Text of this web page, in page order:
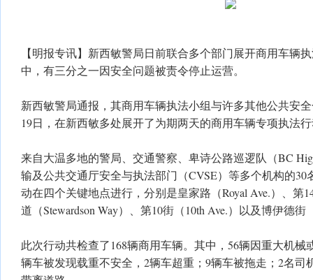
【明报专讯】新西敏警局日前联合多个部门展开商用车辆
中，有三分之一因安全问题被责令停止运营。
新西敏警局通报，其商用车辆执法小组与许多其他公共安
19日，在新西敏多处展开了为期两天的商用车辆专项执法
来自大温多地的警局、交通警察、卑诗公路巡逻队（BC
输及公共交通厅安全与执法部门（CVSE）等多个机构的30
动在四个关键地点进行，分别是皇家路（Royal Ave.）、第
道（Stewardson Way）、第10街（10th Ave.）以及博伊德街
此次行动共检查了168辆商用车辆。其中，56辆因重大机械
辆车被发现载重不安全，2辆车超重；9辆车被拖走；2名司